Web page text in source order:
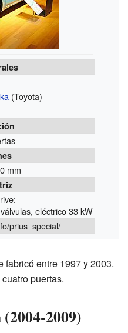
(Toyota)
mm
eléctrico 33 kW
prius_special/
fabricó entre 1997 y 2003.
puertas.
2009)